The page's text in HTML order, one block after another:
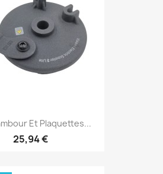
Et Plaquettes...
25,94 €